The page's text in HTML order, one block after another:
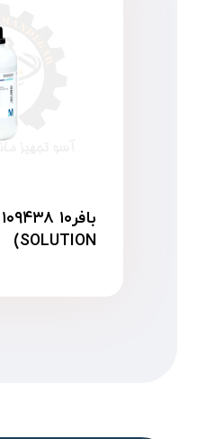
SOLUTION)